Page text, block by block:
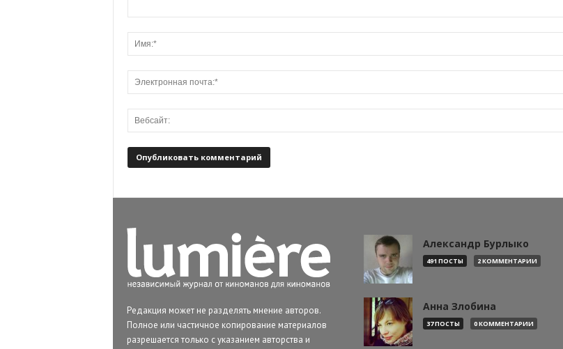
Редакция может не разделять мнение авторов.
Полное или частичное копирование материалов
разрешается только с указанием авторства и
Александр Бурлыко
491 ПОСТЫ 2 КОММЕНТАРИИ
Анна Злобина
37 ПОСТЫ 0 КОММЕНТАРИИ